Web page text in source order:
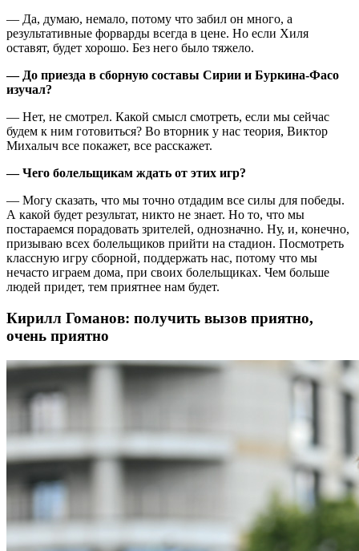
— Да, думаю, немало, потому что забил он много, а
результативные форварды всегда в цене. Но если Хиля
оставят, будет хорошо. Без него было тяжело.
— До приезда в сборную составы Сирии и Буркина-Фасо
изучал?
— Нет, не смотрел. Какой смысл смотреть, если мы сейчас
будем к ним готовиться? Во вторник у нас теория, Виктор
Михалыч все покажет, все расскажет.
— Чего болельщикам ждать от этих игр?
— Могу сказать, что мы точно отдадим все силы для победы.
А какой будет результат, никто не знает. Но то, что мы
постараемся порадовать зрителей, однозначно. Ну, и, конечно,
призываю всех болельщиков прийти на стадион. Посмотреть
классную игру сборной, поддержать нас, потому что мы
нечасто играем дома, при своих болельщиках. Чем больше
людей придет, тем приятнее нам будет.
Кирилл Гоманов: получить вызов приятно,
очень приятно